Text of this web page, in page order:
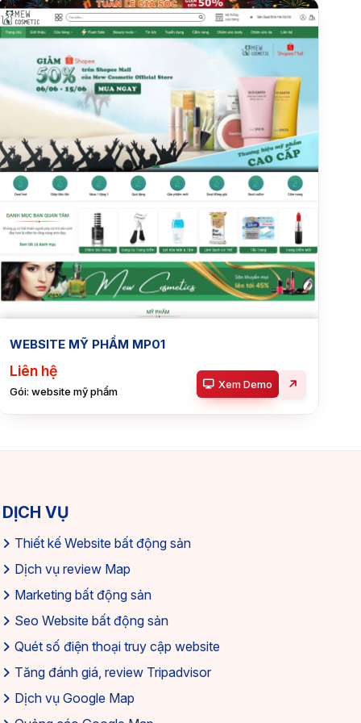
WEBSITE MỸ PHẨM MP01
Liên hệ
Gói: website mỹ phẩm
Xem Demo
DỊCH VỤ
Thiết kế Website bất động sản
Dịch vụ review Map
Marketing bất động sản
Seo Website bất động sản
Quét số điện thoại truy cập website
Tăng đánh giá, review Tripadvisor
Dịch vụ Google Map